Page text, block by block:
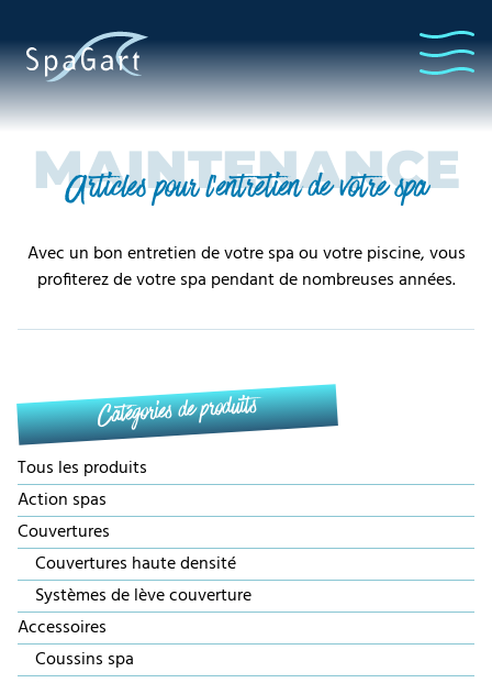
MAINTENANCE
Articles pour l'entretien de votre spa
Avec un bon entretien de votre spa ou votre piscine, vous
profiterez de votre spa pendant de nombreuses années.
Catégories de produits
Tous les produits
Action spas
Couvertures
Couvertures haute densité
Systèmes de lève couverture
Accessoires
Coussins spa